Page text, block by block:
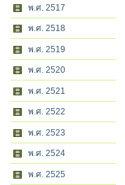
พ.ศ. 2517
พ.ศ. 2518
พ.ศ. 2519
พ.ศ. 2520
พ.ศ. 2521
พ.ศ. 2522
พ.ศ. 2523
พ.ศ. 2524
พ.ศ. 2525